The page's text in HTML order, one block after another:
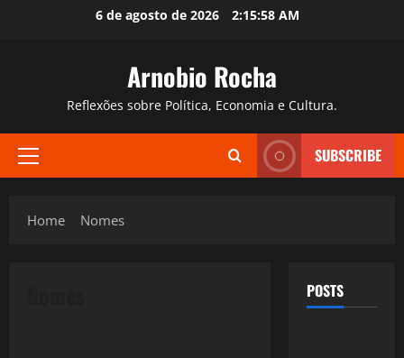
6 de agosto de 2026 2:15:59 AM
Arnobio Rocha
Reflexões sobre Política, Economia e Cultura.
Primary
SUBSCRIBE
Home Nomes
POSTS